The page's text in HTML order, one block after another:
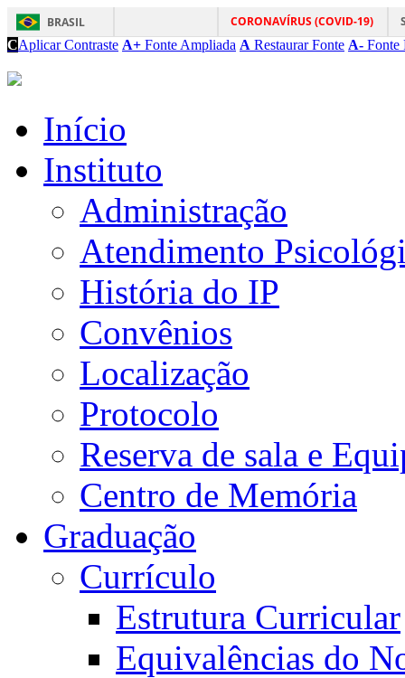
BRASIL CORONAVÍRUS (COVID-19)
CAplicar Contraste A+ Fonte Ampliada A Restaurar Fonte A- Fonte
Início
Instituto
Administração
Atendimento
História do IP
Convênios
Localização
Protocolo
Reserva de sala e
Centro de Memória
Graduação
Currículo
Estrutura Curricular
Equivalências do